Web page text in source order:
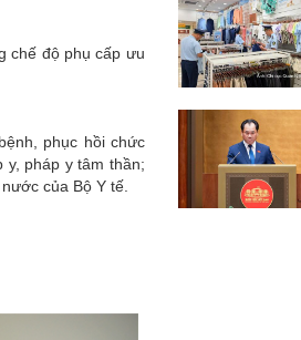
chế độ phụ cấp ưu
phục hồi chức
y, pháp y tâm thần;
của Bộ Y tế.